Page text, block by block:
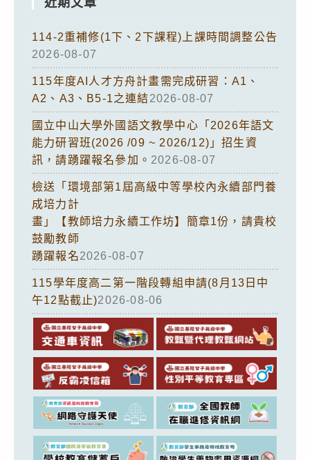
114-2重補修(1下、2下課程)上課時間調整公告
2026-08-07
115年度AI人才方舟計畫需完成研習：A1、
A2、A3、B5-1之連結2026-08-07
國立中山大學外國語文教學中心「2026年語文
能力研習班(2026 /09 ~ 2026/12)」招生資
訊，請踴躍報名參加。 2026-08-07
檢送「環境部第1屆高級中等學校內永續部門養
成培力計
畫」【教師培力永續工作坊】簡章1份，請貴校
鼓勵教師
踴躍報名2026-08-07
115學年度高二第一階段轉組申請(8月13日中
午12點截止)2026-08-06